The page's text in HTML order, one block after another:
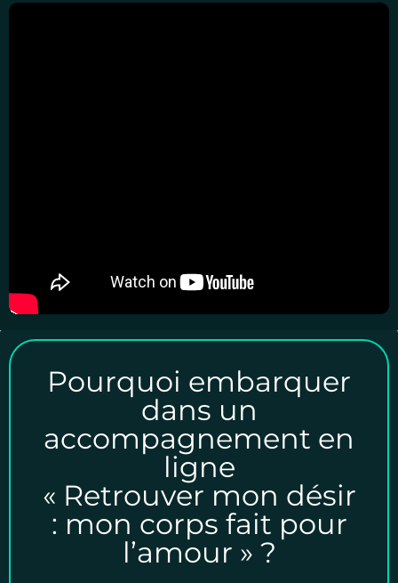
Pourquoi embarquer
dans un
accompagnement en
ligne
« Retrouver mon désir
: mon corps fait pour
l’amour » ?